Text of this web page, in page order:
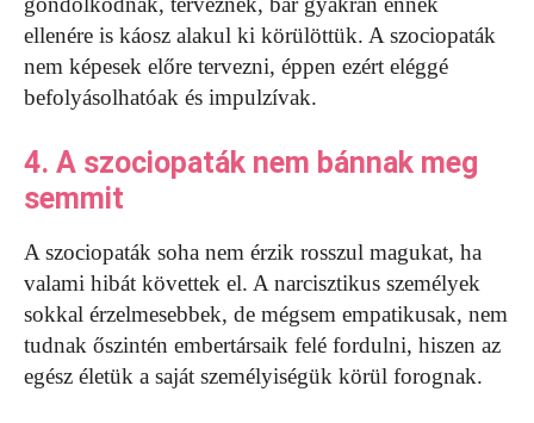
ellenére is káosz alakul ki körülöttük. A szociopaták
nem képesek előre tervezni, éppen ezért eléggé
befolyásolhatóak és impulzívak.
4. A szociopaták nem bánnak meg
semmit
A szociopaták soha nem érzik rosszul magukat, ha
valami hibát követtek el. A narcisztikus személyek
sokkal érzelmesebbek, de mégsem empatikusak, nem
tudnak őszintén embertársaik felé fordulni, hiszen az
egész életük a saját személyiségük körül forognak.